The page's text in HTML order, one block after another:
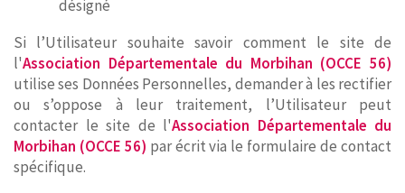
désigné
Si l’Utilisateur souhaite savoir comment le site de
l'Association Départementale du Morbihan (OCCE 56)
utilise ses Données Personnelles, demander à les rectifier
ou s’oppose à leur traitement, l’Utilisateur peut
contacter le site de l'Association Départementale du
Morbihan (OCCE 56) par écrit via le formulaire de contact
spécifique.